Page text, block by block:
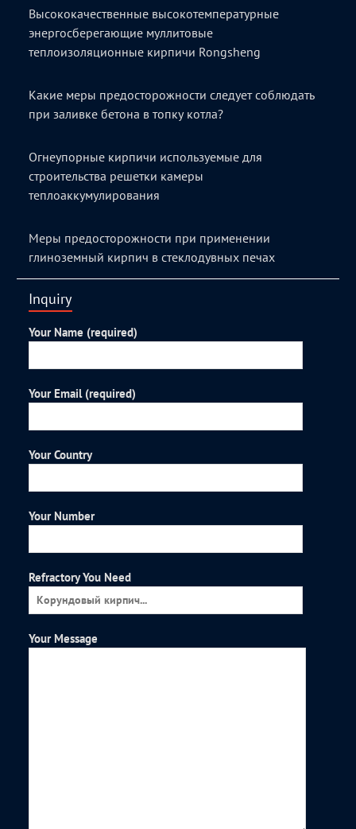
Высококачественные высокотемпературные
энергосберегающие муллитовые
теплоизоляционные кирпичи Rongsheng
Какие меры предосторожности следует соблюдать
при заливке бетона в топку котла?
Огнеупорные кирпичи используемые для
строительства решетки камеры
теплоаккумулирования
Меры предосторожности при применении
глиноземный кирпич в стеклодувных печах
Inquiry
Your Name (required)
Your Email (required)
Your Country
Your Number
Refractory You Need
Your Message